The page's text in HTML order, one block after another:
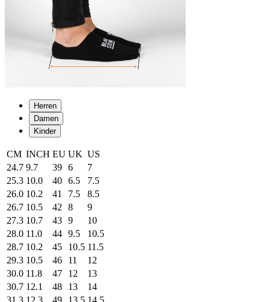
Herren
Damen
Kinder
CM INCH EU UK US
24.7 9.7 39 6
7
25.3 10.0 40 6.5
7.5
26.0 10.2 41 7.5
8.5
26.7 10.5 42 8
9
27.3 10.7 43 9
10
28.0 11.0 44 9.5
10.5
28.7 10.2 45 10.5 11.5
29.3 10.5 46 11
12
30.0 11.8 47 12
13
30.7 12.1 48 13
14